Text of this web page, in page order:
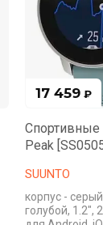
17 459 ₽
Спортивные
Peak
SUUNTO
корпус -
голубой, 1.2",